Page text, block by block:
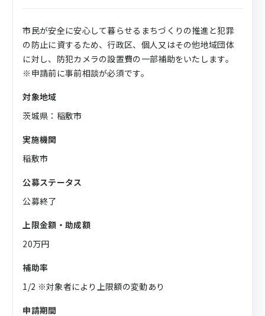
市民が安全に安心して暮らせるまちづくりの推進と犯罪
の防止に資するため、行政区、個人又はその他地域団体
に対し、防犯カメラの設置費の一部補助をいたします。
※申請前に事前相談が必須です。
対象地域
茨城県：稲敷市
実施機関
稲敷市
公募ステータス
公募終了
上限金額・助成額
20万円
補助率
1/2 ※対象者により上限額の変動あり
申請期間